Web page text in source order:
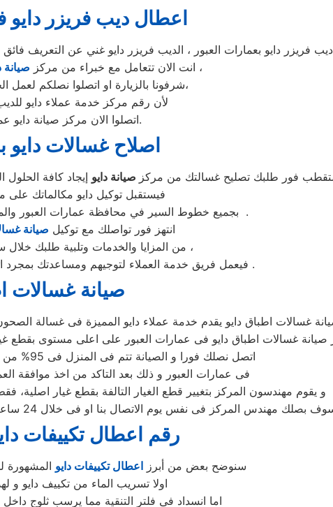
اعطال ديب فريزر دايو
انت الان تتعامل مع خبراء من مركز صيانة
في عمارات العبور ،
شرفونا بالزيارة او اتصلوا نصلكم لعمل الخدمة المنزلية و بصيانة الفورية،
لأن رقم مركز خدمة عملاء دايو
اتصلوا الان مركز صيانة دايو عمارات العبور مباشرة.
اصلاح غسالات دايو
فور طلبك تصليح غسالتك من مركز صيانة دايو
فيستقبل توكيل دايو مكالماتك على مدار 24 ساعة
بجميع خطوط السير في محافظة عمارات العبور والمدن الأخرى لجمهورية عمارات العبور العربية .
انتهز فور تواصلك مع توكيل صيانة
من المزايا والخدمات وتلبية طلبك خلال ساعات معدودة فقط من تقديمه ،
فيعمل فريق خدمة العملاء لتوجيهم ومساعدتك بمجرد الموحد .
صيانة غسالات
غسالات اطباق دايو يقدم خدمة عملاء دايو المميزة فى غسالة
اتصل نصلك فورا و الصيانة تتم فى المنزل فى 95% من الاعطال التى تحدث فى غسالات الصحون دايو
فى عمارات العبور و ذلك بعد التاكد من اخذ موافقة
و يقوم مهندسون المركز بتغيير قطع الغيار التالفة بقطع غيار
رقم اعطال تكييفات
سنوضح بعض من أبرزاعطال تكييفات دايو المشهورة
اولا تسريب الماء من تكييف دايو و
اما انسداد فى فلتر التنقية مما يرسب ثلوج